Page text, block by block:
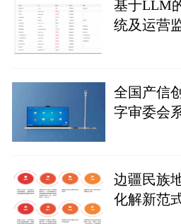
基于LLM
统及运营
全国产信
字审委会
边疆民族
化解新范